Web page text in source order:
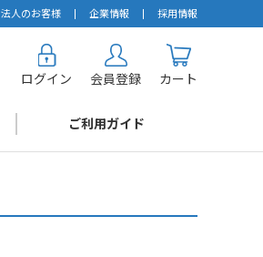
法人のお客様 企業情報 採用情報
ログイン 会員登録 カート
ご利用ガイド